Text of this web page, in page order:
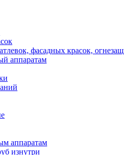
фасадных красок,
аппаратам
аппаратам
изнутри